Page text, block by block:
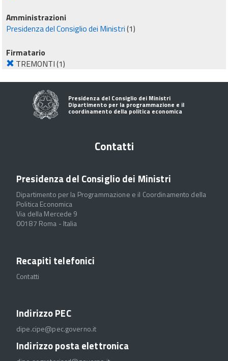
Amministrazioni
Presidenza del Consiglio dei Ministri(1)
Firmatario
TREMONTI(1)
Presidenza del Consiglio dei Ministri
Dipartimento per la programmazione e il
coordinamento della politica economica
Contatti
Presidenza del Consiglio dei Ministri
Dipartimento per la Programmazione e il Coordinamento della
Politica Economica
Via della Mercede 9
00187 Roma - Italia
Recapiti telefonici
Contatti
Indirizzo PEC
dipe.cipe@pec.governo.it
Indirizzo posta elettronica